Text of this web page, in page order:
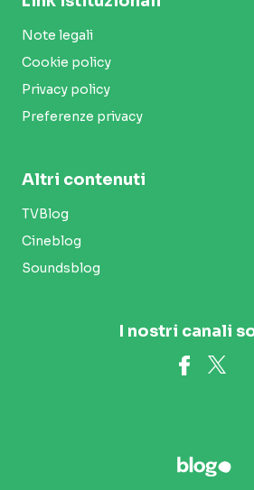
Note legali
Cookie policy
Privacy policy
Preferenze privacy
Altri contenuti
TVBlog
Cineblog
Soundsblog
I nostri canali